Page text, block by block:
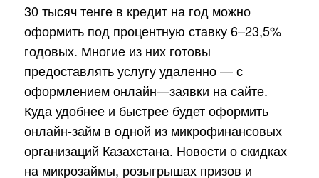
30 тысяч тенге в кредит на год можно
оформить под процентную ставку 6–23,5%
годовых. Многие из них готовы
предоставлять услугу удаленно — с
оформлением онлайн—заявки на сайте.
Куда удобнее и быстрее будет оформить
онлайн-займ в одной из микрофинансовых
организаций Казахстана. Новости о скидках
на микрозаймы, розыгрышах призов и